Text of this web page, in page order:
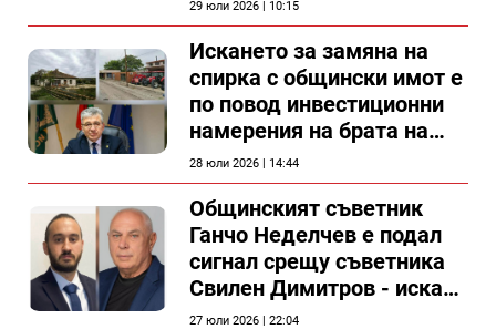
29 юли 2026 | 10:15
Искането за замяна на
спирка с общински имот е
по повод инвестиционни
намерения на брата на
председателя на
Общински съвет Силистра
28 юли 2026 | 14:44
Общинският съветник
Ганчо Неделчев е подал
сигнал срещу съветника
Свилен Димитров - иска
етичната комисия на
27 юли 2026 | 22:04